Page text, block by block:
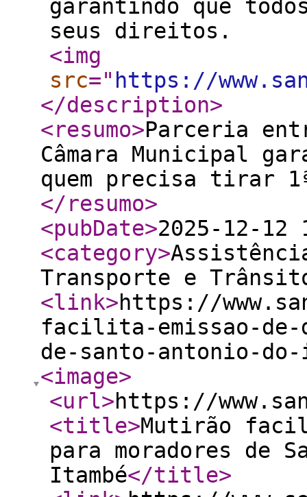
garantindo que
seus direitos.
<img
src=" https://
</description>
<resumo>Parceria
Câmara Municipal
quem precisa tirar
</resumo>
<pubDate>2025-12-12
<category>
Transporte e
<link>https://
facilita-emissao-de-
de-santo-antonio-do-
<image>
<url>https://
<title>Mutirão
para moradores de
Itambé</title>